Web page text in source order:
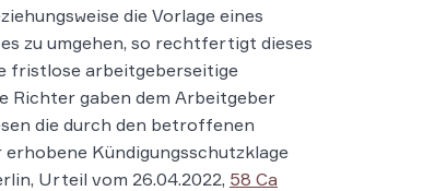
die Vorlage eines
zu umgehen, so rechtfertigt dieses
fristlose arbeitgeberseitige
Richter gaben dem Arbeitgeber
die durch den betroffenen
Kündigungsschutzklage
Urteil vom 26.04.2022, 58 Ca